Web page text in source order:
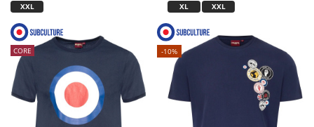
XXL
XL
XXL
CORE -10%